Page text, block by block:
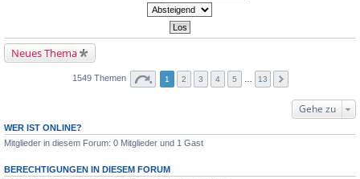
Neues Thema
1549 Themen 1 2 3 4 5 … 13
Gehe zu
WER IST ONLINE?
Mitglieder in diesem Forum: 0 Mitglieder und 1 Gast
BERECHTIGUNGEN IN DIESEM FORUM